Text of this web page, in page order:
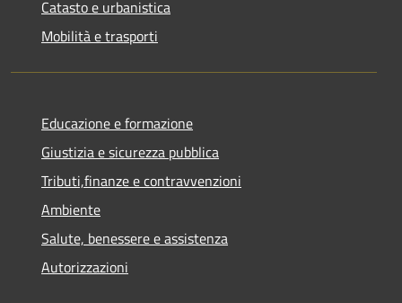
Catasto e urbanistica
Mobilità e trasporti
Educazione e formazione
Giustizia e sicurezza pubblica
Tributi,finanze e contravvenzioni
Ambiente
Salute, benessere e assistenza
Autorizzazioni